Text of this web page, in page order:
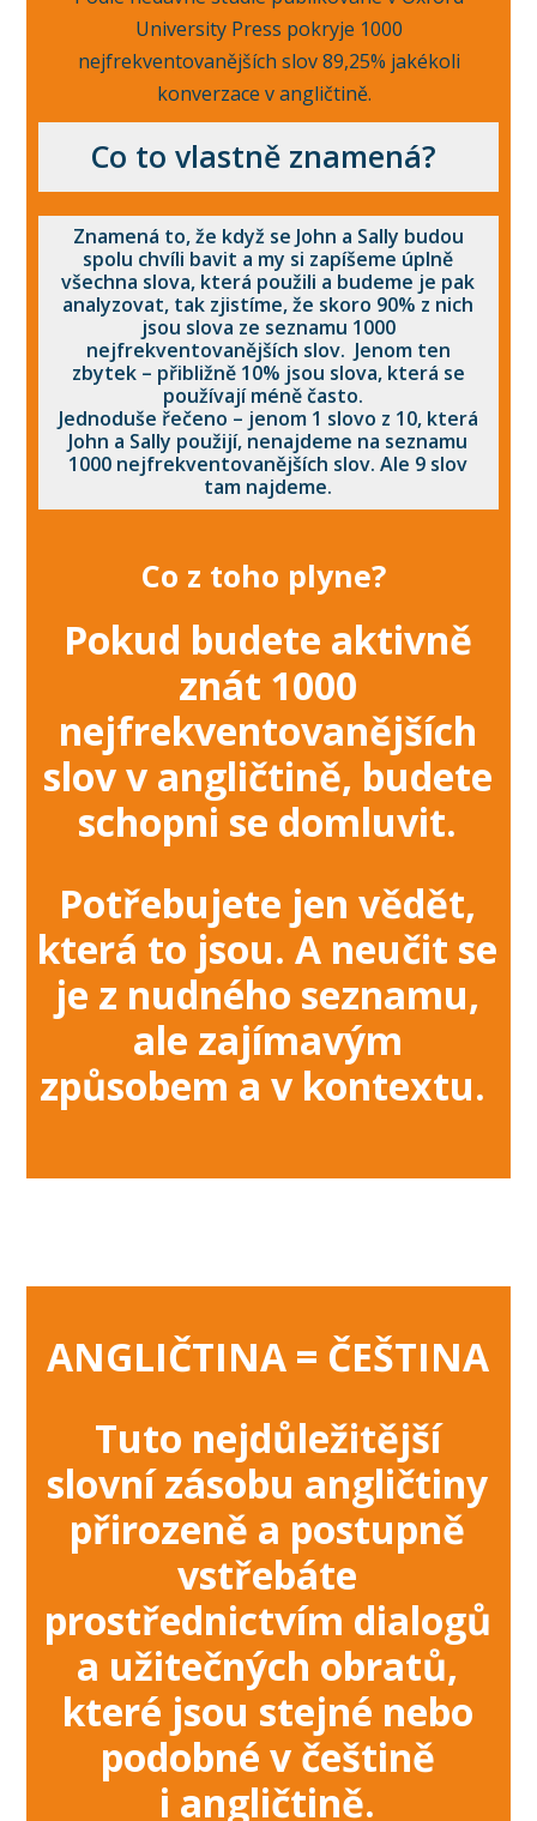
University Press pokryje 1000
nejfrekventovanějších slov 89,25% jakékoli
konverzace v angličtině.
Co to vlastně znamená?
Znamená to, že když se John a Sally budou
spolu chvíli bavit a my si zapíšeme úplně
všechna slova, která použili a budeme je pak
analyzovat, tak zjistíme, že skoro 90% z nich
jsou slova ze seznamu 1000
nejfrekventovanějších slov. Jenom ten
zbytek – přibližně 10% jsou slova, která se
používají méně často.
Jednoduše řečeno – jenom 1 slovo z 10, která
John a Sally použijí, nenajdeme na seznamu
1000 nejfrekventovanějších slov. Ale 9 slov
tam najdeme.
Co z toho plyne?
Pokud budete aktivně
znát 1000
nejfrekventovanějších
slov v angličtině, budete
schopni se domluvit.
Potřebujete jen vědět,
která to jsou. A neučit se
je z nudného seznamu,
ale zajímavým
způsobem a v kontextu.
ANGLIČTINA = ČEŠTINA
Tuto nejdůležitější
slovní zásobu angličtiny
přirozeně a postupně
vstřebáte
prostřednictvím dialogů
a užitečných obratů,
které jsou stejné nebo
podobné v češtině
i angličtině.